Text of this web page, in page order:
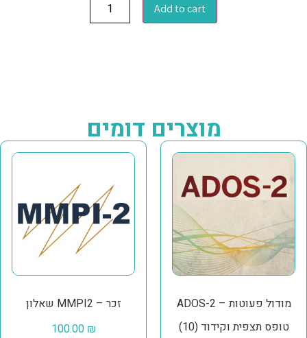
Add to cart
מוצרים דומים
שאלון MMPI2 – זכר
100.00 ₪
ADOS-2 מודול פעוטות –
טופס תצפית וקידוד (10)